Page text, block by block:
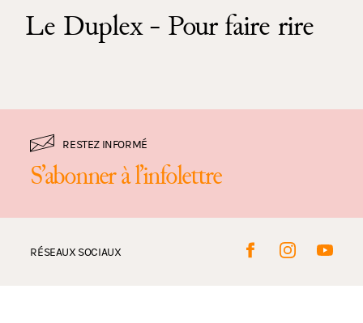
Le Duplex - Pour faire rire
RESTEZ INFORMÉ
S’abonner à l’infolettre
RÉSEAUX SOCIAUX